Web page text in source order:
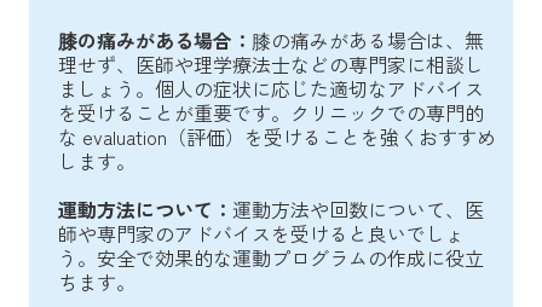
膝の痛みがある場合： 膝の痛みがある場合は、無
理せず、医師や理学療法士などの専門家に相談し
ましょう。個人の症状に応じた適切なアドバイス
を受けることが重要です。クリニックでの専門的
な evaluation（評価）を受けることを強くおすすめ
します。
運動方法について： 運動方法や回数について、医
師や専門家のアドバイスを受けると良いでしょ
う。安全で効果的な運動プログラムの作成に役立
ちます。